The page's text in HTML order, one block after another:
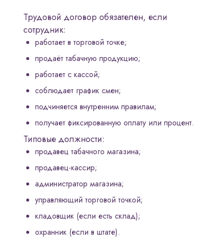
Трудовой договор обязателен, если
сотрудник:
работает в торговой точке;
продаёт табачную продукцию;
работает с кассой;
соблюдает график смен;
подчиняется внутренним правилам;
получает фиксированную оплату или процент.
Типовые должности:
продавец табачного магазина;
продавец-кассир;
администратор магазина;
управляющий торговой точкой;
кладовщик (если есть склад);
охранник (если в штате).